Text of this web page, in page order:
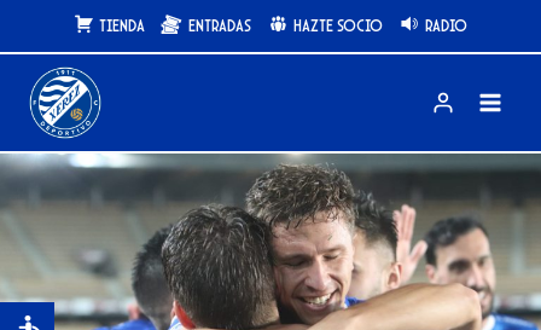
al
contenido
Tienda Entradas Hazte Socio Radio